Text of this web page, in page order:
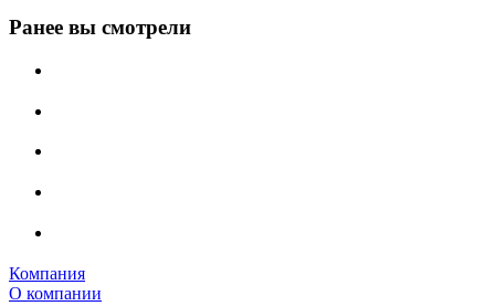
Ранее вы смотрели
Компания
О компании